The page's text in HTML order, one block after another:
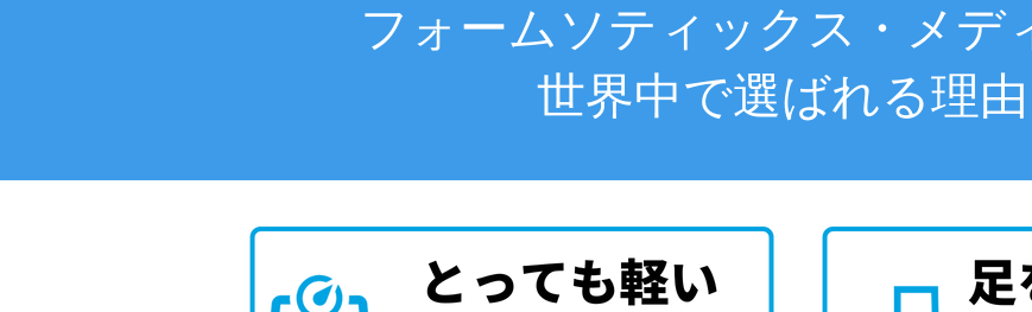
フォームソティックス・メデ
世界中で選ばれる理由